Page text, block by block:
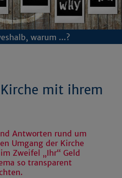
warum ...?
mit ihrem
Antworten rund um
Umgang der Kirche
Zweifel „Ihr“ Geld
so transparent